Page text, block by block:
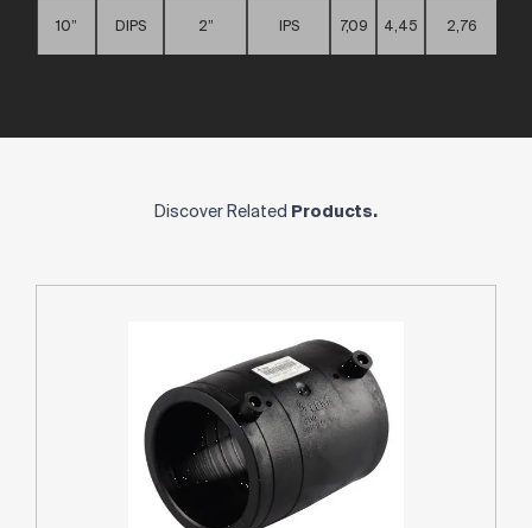
10” DIPS 2” IPS 7,09 4,45 2,76
Discover Related Products.